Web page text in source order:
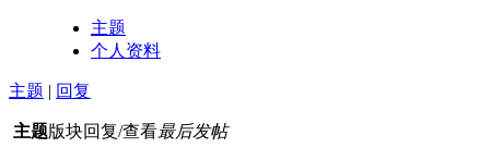
主题
个人资料
主题 | 回复
主题版块回复/查看最后发帖